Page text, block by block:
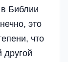
Библии
это
что
другой